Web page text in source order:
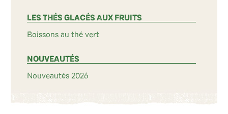
LES THÉS GLACÉS AUX FRUITS
Boissons au thé vert
NOUVEAUTÉS
Nouveautés 2026